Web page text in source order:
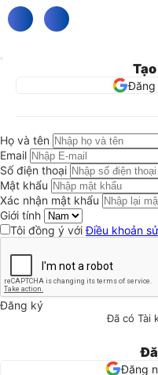
Đăng
Họ và tên
Email
Số điện thoại
Mật khẩu
Xác nhận mật khẩu
Giới tính
Tôi đồng ý vớiĐiều khoản
Đăng ký
Đã có Tài
Đăng